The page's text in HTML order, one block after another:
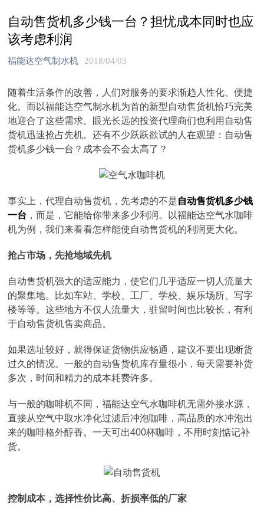
自动售货机多少钱一台？担忧成本同时也应
该考虑利润
福能达空气制水机 2018/04/03
随着生活条件的改善，人们对服务的要求渐趋人性化、便捷
化。而以福能达空气制水机为首的新型自动售货机恰巧完美
地迎合了这些需求。眼光长远的投资代理商们也利用自动售
货机迅速抢占先机。还有不少跃跃欲试的人在观望：自动售
货机多少钱一台？成本会不会太高了？
事实上，代理自动售货机，先考虑的不是自动售货机多少钱
一台 ，而是，它能给你带来多少利润。以福能达空气水咖啡
机为例，我们来看看怎样能使自动售货机的利润更大化。
抢占市场，先抢地域先机
自动售货机强大的适应能力，使它们几乎适应一切人流量大
的聚集地。比如车站、学校、工厂、学校、娱乐场所、写字
楼等等。这些地方不仅人流量大，驻留时间也比较长，有利
于自动售货机售卖商品。
如果选址较好，就得保证货物供应畅通，建议不要出现断货
过久的情况。一般的自动售货机库存量很小，每天需要补货
多次，时间和精力的成本耗费许多。
与一般的咖啡机不同，福能达空气水咖啡机无需外接水源，
直接从空气中取水净化过滤后冲泡咖啡，高品质的水冲泡出
来的咖啡格外醇香。一天可出400杯咖啡，不用时刻惦记补
货。
控制成本，选择性价比高、折损率低的厂家